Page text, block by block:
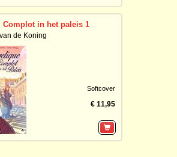
Complot in het paleis 1
de Koning
Softcover
€ 11,95